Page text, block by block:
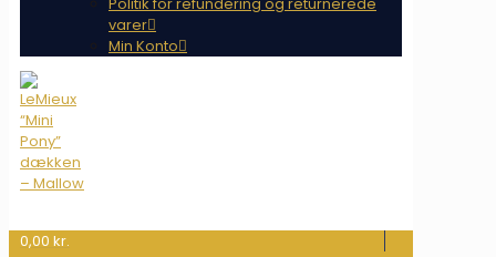
varer
Min Konto
0,00 kr.